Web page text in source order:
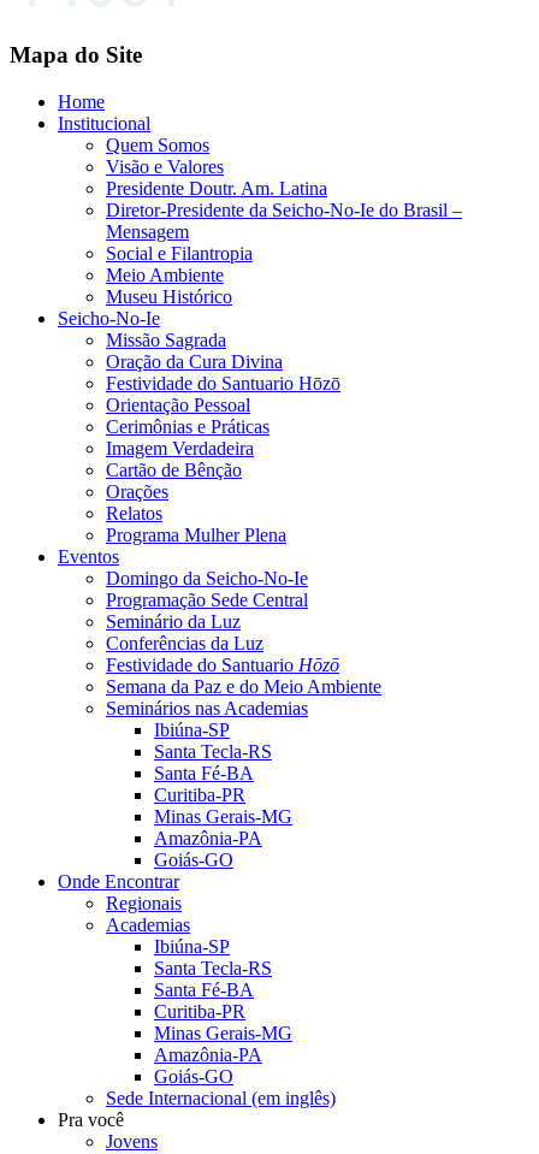
Mapa do Site
Home
Institucional
Quem Somos
Visão e Valores
Presidente Doutr. Am. Latina
Diretor-Presidente da Seicho-No-Ie do Brasil –
Mensagem
Social e Filantropia
Meio Ambiente
Museu Histórico
Seicho-No-Ie
Missão Sagrada
Oração da Cura Divina
Festividade do Santuario Hōzō
Orientação Pessoal
Cerimônias e Práticas
Imagem Verdadeira
Cartão de Bênção
Orações
Relatos
Programa Mulher Plena
Eventos
Domingo da Seicho-No-Ie
Programação Sede Central
Seminário da Luz
Conferências da Luz
Festividade do Santuario Hōzō
Semana da Paz e do Meio Ambiente
Seminários nas Academias
Ibiúna-SP
Santa Tecla-RS
Santa Fé-BA
Curitiba-PR
Minas Gerais-MG
Amazônia-PA
Goiás-GO
Onde Encontrar
Regionais
Academias
Ibiúna-SP
Santa Tecla-RS
Santa Fé-BA
Curitiba-PR
Minas Gerais-MG
Amazônia-PA
Goiás-GO
Sede Internacional (em inglês)
Pra você
Jovens